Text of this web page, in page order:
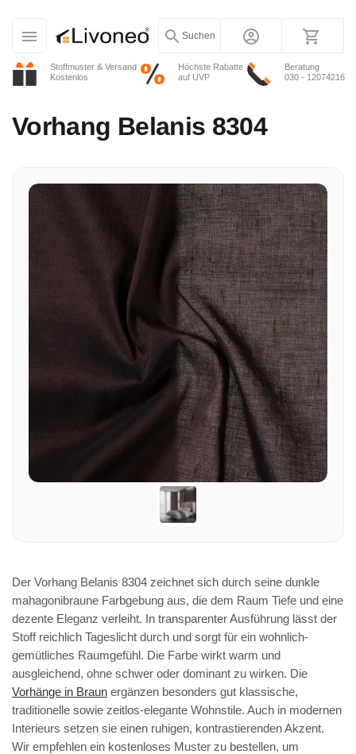
Stoffmuster & Versand
Kostenlos
Höchste Rabatte
auf UVP
Beratung
030 - 12074216
Suchen
Vorhang Belanis 8304
Der Vorhang Belanis 8304 zeichnet sich durch seine dunkle
mahagonibraune Farbgebung aus, die dem Raum Tiefe und eine
dezente Eleganz verleiht. In transparenter Ausführung lässt der
Stoff reichlich Tageslicht durch und sorgt für ein wohnlich-
gemütliches Raumgefühl. Die Farbe wirkt warm und
ausgleichend, ohne schwer oder dominant zu wirken. Die
Vorhänge in Braun ergänzen besonders gut klassische,
traditionelle sowie zeitlos-elegante Wohnstile. Auch in modernen
Interieurs setzen sie einen ruhigen, kontrastierenden Akzent.
Wir empfehlen ein kostenloses Muster zu bestellen, um